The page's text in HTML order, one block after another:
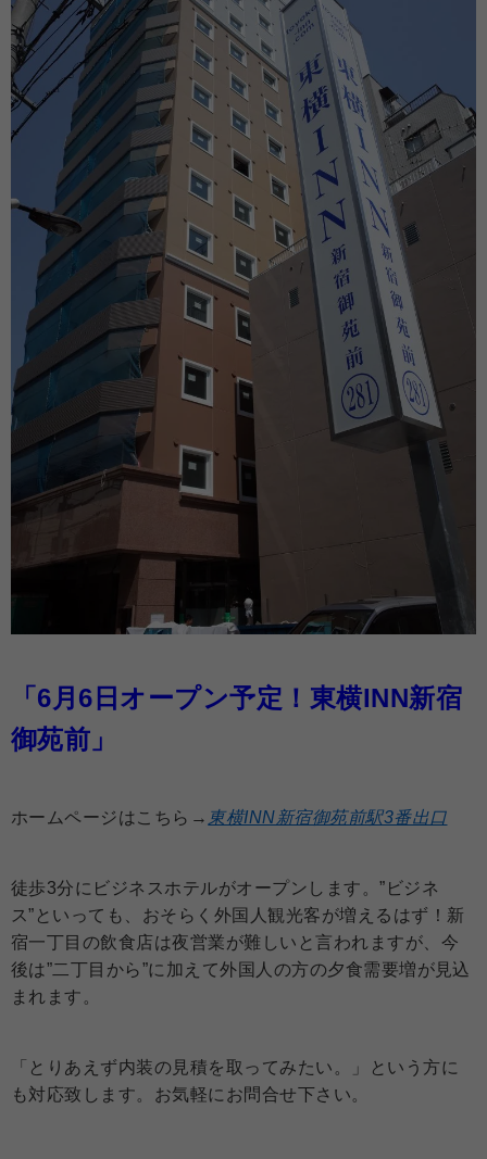
「6月6日オープン予定！東横INN新宿
御苑前」
ホームページはこちら→ 東横INN新宿御苑前駅3番出口
徒歩3分にビジネスホテルがオープンします。”ビジネ
ス”といっても、おそらく外国人観光客が増えるはず！新
宿一丁目の飲食店は夜営業が難しいと言われますが、今
後は”二丁目から”に加えて外国人の方の夕食需要増が見込
まれます。
「とりあえず内装の見積を取ってみたい。」という方に
も対応致します。お気軽にお問合せ下さい。